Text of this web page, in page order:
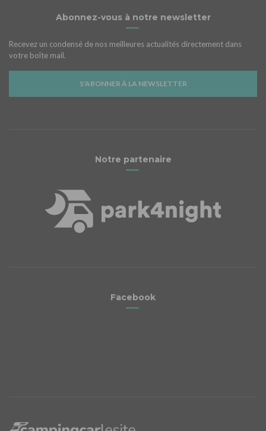
Abonnez-vous à notre newsletter
Recevez un condensé de nos meilleures actualités directement dans
votre boîte mail.
S'ABONNER À LA NEWSLETTER
Notre partenaire
Facebook